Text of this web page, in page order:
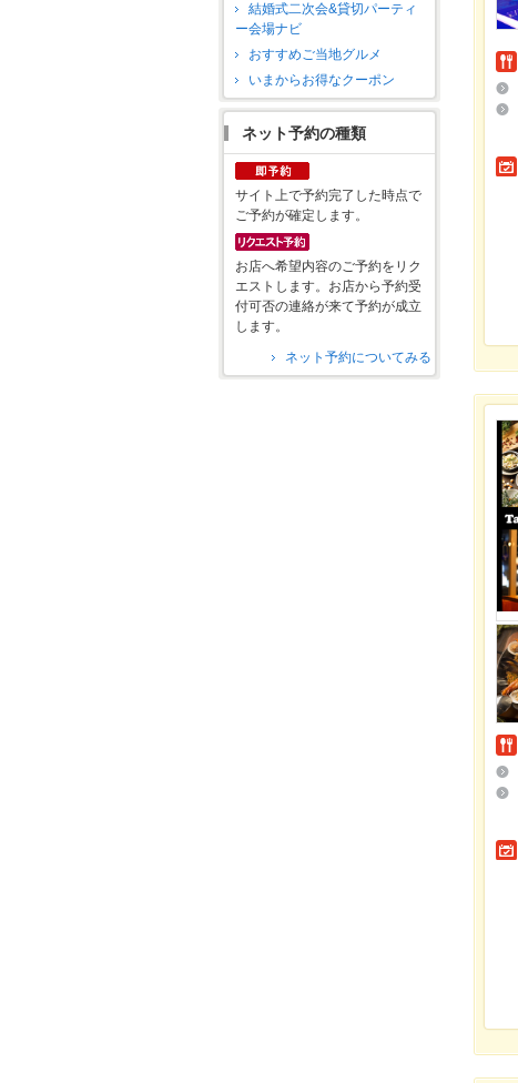
結婚式二次会&貸切パーティ
ー会場ナビ
おすすめご当地グルメ
いまからお得なクーポン
ネット予約の種類
サイト上で予約完了した時点で
ご予約が確定します。
お店へ希望内容のご予約をリク
エストします。お店から予約受
付可否の連絡が来て予約が成立
します。
ネット予約についてみる